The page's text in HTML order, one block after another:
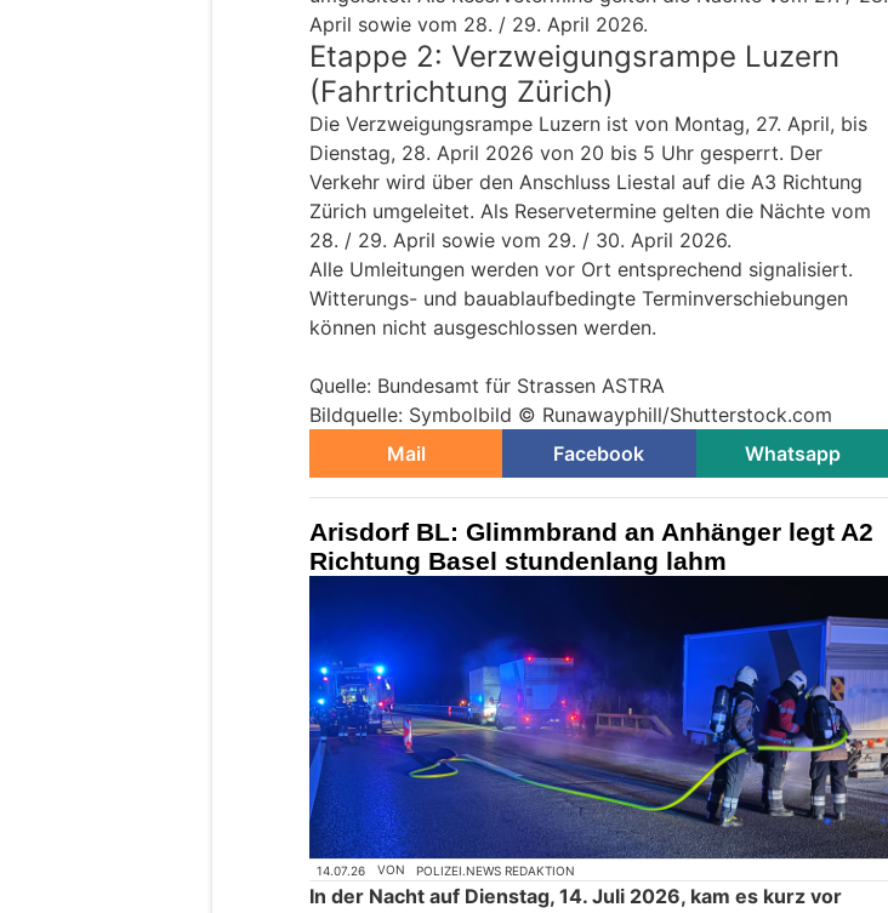
April sowie vom 28. / 29. April 2026.
Etappe 2: Verzweigungsrampe Luzern
(Fahrtrichtung Zürich)
Die Verzweigungsrampe Luzern ist von Montag, 27. April, bis
Dienstag, 28. April 2026 von 20 bis 5 Uhr gesperrt. Der
Verkehr wird über den Anschluss Liestal auf die A3 Richtung
Zürich umgeleitet. Als Reservetermine gelten die Nächte vom
28. / 29. April sowie vom 29. / 30. April 2026.
Alle Umleitungen werden vor Ort entsprechend signalisiert.
Witterungs- und bauablaufbedingte Terminverschiebungen
können nicht ausgeschlossen werden.
Quelle: Bundesamt für Strassen ASTRA
Bildquelle: Symbolbild © Runawayphill/Shutterstock.com
Mail
Facebook Whatsapp
Arisdorf BL: Glimmbrand an Anhänger legt A2
Richtung Basel stundenlang lahm
14.07.26 VON POLIZEI.NEWS REDAKTION
In der Nacht auf Dienstag, 14. Juli 2026, kam es kurz vor